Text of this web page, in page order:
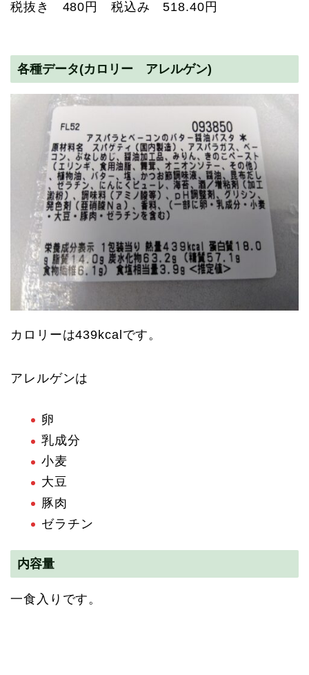
税抜き 480円 税込み 518.40円
各種データ(カロリー アレルゲン)
カロリーは439kcalです。
アレルゲンは
卵
乳成分
小麦
大豆
豚肉
ゼラチン
内容量
一食入りです。